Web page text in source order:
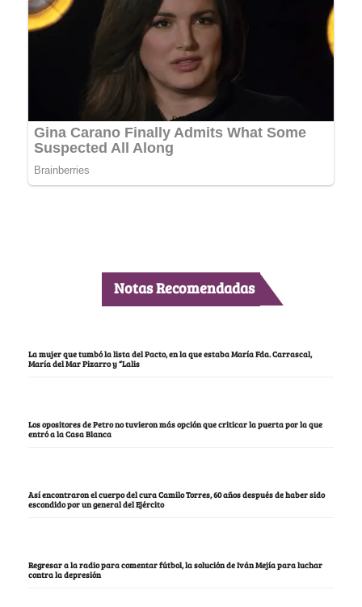
Notas Recomendadas
La mujer que tumbó la lista del Pacto, en la que estaba María Fda. Carrascal,
María del Mar Pizarro y “Lalis
Los opositores de Petro no tuvieron más opción que criticar la puerta por la que
entró a la Casa Blanca
Así encontraron el cuerpo del cura Camilo Torres, 60 años después de haber sido
escondido por un general del Ejército
Regresar a la radio para comentar fútbol, la solución de Iván Mejía para luchar
contra la depresión